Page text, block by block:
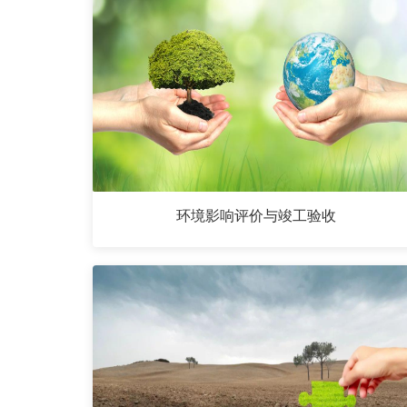
环境影响评价与竣工验收